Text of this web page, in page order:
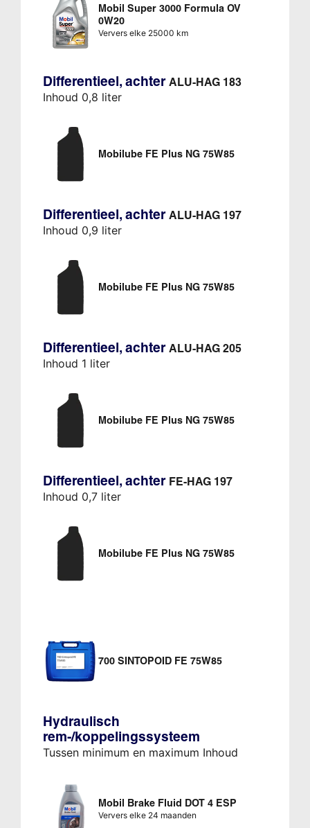
Mobil Super 3000 Formula OV
0W20
Ververs elke 25000 km
Differentieel, achter ALU-HAG 183
Inhoud 0,8 liter
Mobilube FE Plus NG 75W85
Differentieel, achter ALU-HAG 197
Inhoud 0,9 liter
Mobilube FE Plus NG 75W85
Differentieel, achter ALU-HAG 205
Inhoud 1 liter
Mobilube FE Plus NG 75W85
Differentieel, achter FE-HAG 197
Inhoud 0,7 liter
Mobilube FE Plus NG 75W85
700 SINTOPOID FE 75W85
Hydraulisch
rem-/koppelingssysteem
Tussen minimum en maximum Inhoud
Mobil Brake Fluid DOT 4 ESP
Ververs elke 24 maanden